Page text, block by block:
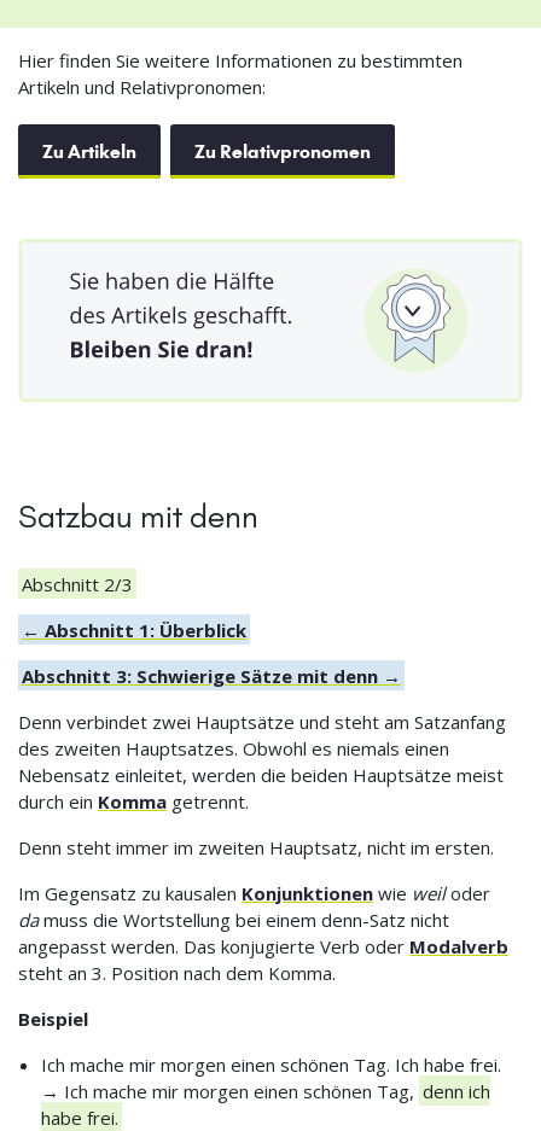
Hier finden Sie weitere Informationen zu bestimmten
Artikeln und Relativpronomen:
Zu Artikeln Zu Relativpronomen
Satzbau mit denn
Abschnitt 2/3
← Abschnitt 1: Überblick
Abschnitt 3: Schwierige Sätze mit denn →
Denn verbindet zwei Hauptsätze und steht am Satzanfang
des zweiten Hauptsatzes. Obwohl es niemals einen
Nebensatz einleitet, werden die beiden Hauptsätze meist
durch ein Komma getrennt.
Denn steht immer im zweiten Hauptsatz, nicht im ersten.
Im Gegensatz zu kausalen Konjunktionen wie weiloder
damuss die Wortstellung bei einem denn-Satz nicht
angepasst werden. Das konjugierte Verb oder Modalverb
steht an 3. Position nach dem Komma.
Beispiel
Ich mache mir morgen einen schönen Tag. Ich habe frei.
→ Ich mache mir morgen einen schönen Tag, denn ich
habe frei.